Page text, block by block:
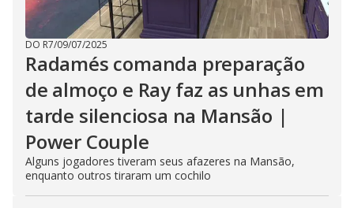
DO R7/09/07/2025
Radamés comanda preparação
de almoço e Ray faz as unhas em
tarde silenciosa na Mansão |
Power Couple
Alguns jogadores tiveram seus afazeres na Mansão,
enquanto outros tiraram um cochilo